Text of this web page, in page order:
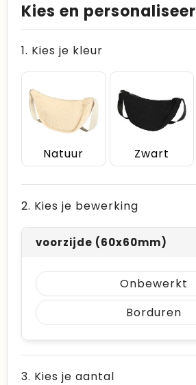
Kies en personaliseer
1. Kies je kleur
Natuur Zwart
2. Kies je bewerking
voorzijde (60x60mm)
Onbewerkt
Borduren
3. Kies je aantal